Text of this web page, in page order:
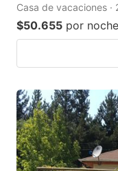
Casa de vacaciones ·
$50.655 por noche